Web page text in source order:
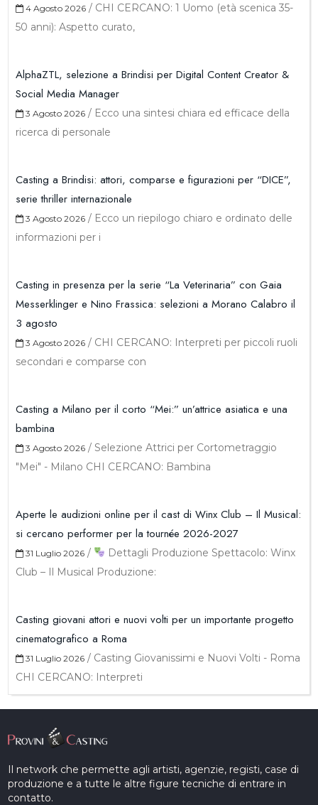
4 Agosto 2026 / CHI CERCANO: 1 Uomo (età scenica 35-
50 anni): Aspetto curato,
AlphaZTL, selezione a Brindisi per Digital Content Creator &
Social Media Manager
3 Agosto 2026 / Ecco una sintesi chiara ed efficace della
ricerca di personale
Casting a Brindisi: attori, comparse e figurazioni per “DICE”,
serie thriller internazionale
3 Agosto 2026 / Ecco un riepilogo chiaro e ordinato delle
informazioni per i
Casting in presenza per la serie “La Veterinaria” con Gaia
Messerklinger e Nino Frassica: selezioni a Morano Calabro il
3 agosto
3 Agosto 2026 / CHI CERCANO: Interpreti per piccoli ruoli
secondari e comparse con
Casting a Milano per il corto “Mei:” un’attrice asiatica e una
bambina
3 Agosto 2026 / Selezione Attrici per Cortometraggio
"Mei" - Milano CHI CERCANO: Bambina
Aperte le audizioni online per il cast di Winx Club – Il Musical:
si cercano performer per la tournée 2026-2027
31 Luglio 2026 /
Dettagli Produzione Spettacolo: Winx
Club – Il Musical Produzione:
Casting giovani attori e nuovi volti per un importante progetto
cinematografico a Roma
31 Luglio 2026 / Casting Giovanissimi e Nuovi Volti - Roma
CHI CERCANO: Interpreti
Il network che permette agli artisti, agenzie, registi, case di
produzione e a tutte le altre figure tecniche di entrare in
contatto.